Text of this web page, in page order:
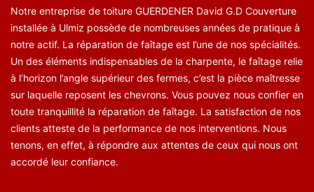
Notre entreprise de toiture GUERDENER David G.D Couverture
installée à Ulmiz possède de nombreuses années de pratique à
notre actif. La réparation de faîtage est l’une de nos spécialités.
Un des éléments indispensables de la charpente, le faîtage relie
à l’horizon l’angle supérieur des fermes, c’est la pièce maîtresse
sur laquelle reposent les chevrons. Vous pouvez nous confier en
toute tranquillité la réparation de faîtage. La satisfaction de nos
clients atteste de la performance de nos interventions. Nous
tenons, en effet, à répondre aux attentes de ceux qui nous ont
accordé leur confiance.